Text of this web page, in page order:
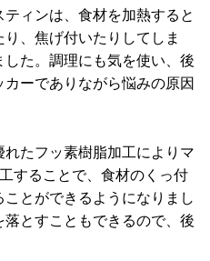
ィンは、食材を加熱すると
、焦げ付いたりしてしま
た。調理にも気を使い、後
ーでありながら悩みの原因
れたフッ素樹脂加工によりマ
することで、食材のくっ付
とができるようになりまし
とすこともできるので、後